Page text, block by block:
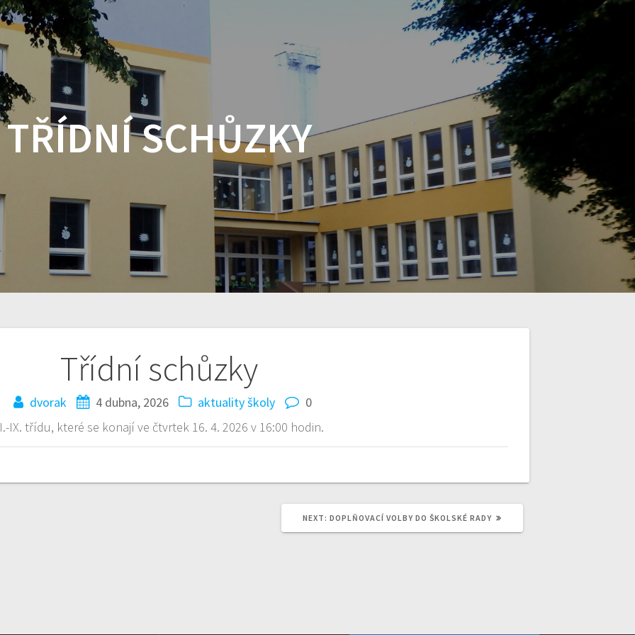
TŘÍDNÍ SCHŮZKY
Třídní schůzky
dvorak 4 dubna, 2026 aktuality školy
0
třídu, které se konají ve čtvrtek 16. 4. 2026 v 16:00 hodin.
NEXT: NEXT
DOPLŇOVACÍ VOLBY DO ŠKOLSKÉ RADY